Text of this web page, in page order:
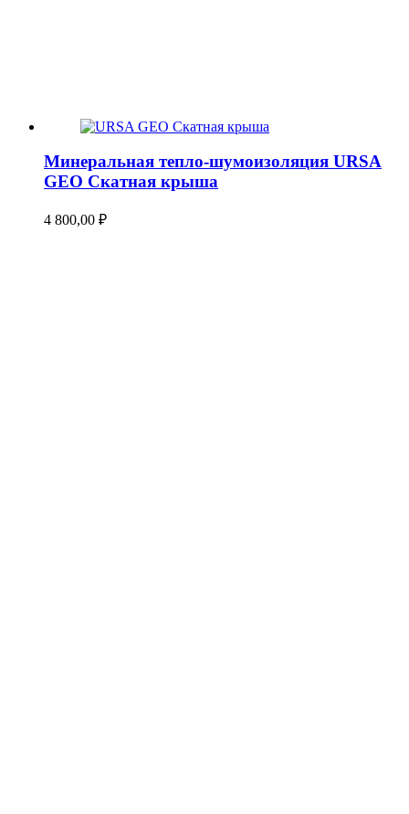
Минеральная тепло-шумоизоляция URSA
GEO Скатная крыша
4 800,00 ₽